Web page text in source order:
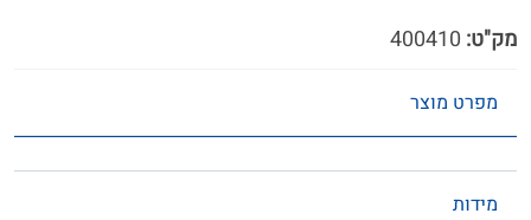
מק"ט:
מפרט מוצר
מידות